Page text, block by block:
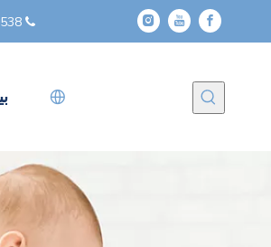

86-13015640538+